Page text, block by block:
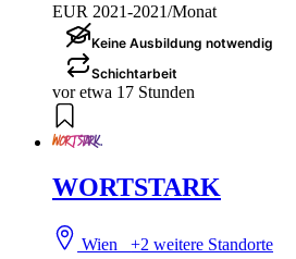
EUR 2021-2021/Monat
Keine Ausbildung notwendig
Schichtarbeit
vor etwa 17 Stunden
WORTSTARK
Wien+2 weitere Standorte